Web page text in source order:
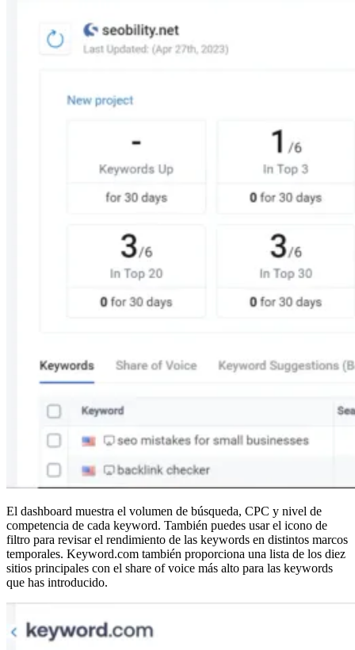
El dashboard muestra el volumen de búsqueda, CPC y nivel de
competencia de cada keyword. También puedes usar el icono de
filtro para revisar el rendimiento de las keywords en distintos marcos
temporales. Keyword.com también proporciona una lista de los diez
sitios principales con el share of voice más alto para las keywords
que has introducido.